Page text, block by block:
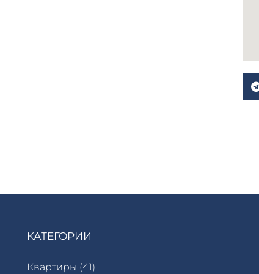
КАТЕГОРИИ
Квартиры (41)